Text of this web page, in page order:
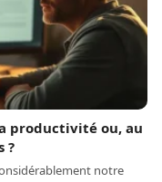
productivité ou, au
?
notre